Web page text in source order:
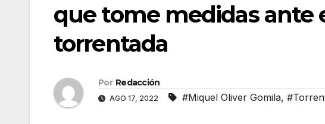
que tome medidas ante
torrentada
Por Redacción
AGO 17, 2022 #Miquel Oliver Gomila,